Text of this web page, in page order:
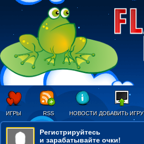
ИГРЫ RSS НОВОСТИ ДОБАВИТЬ ИГРУ
Регистрируйтесь
и зарабатывайте очки!